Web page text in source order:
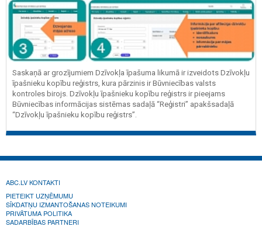
Saskaņā ar grozījumiem Dzīvokļa īpašuma likumā ir izveidots Dzīvokļu
īpašnieku kopību reģistrs, kura pārzinis ir Būvniecības valsts
kontroles birojs. Dzīvokļu īpašnieku kopību reģistrs ir pieejams
Būvniecības informācijas sistēmas sadaļā “Reģistri” apakšsadaļā
“Dzīvokļu īpašnieku kopību reģistrs”.
ABC.LV KONTAKTI
PIETEIKT UZŅĒMUMU
SĪKDATŅU IZMANTOŠANAS NOTEIKUMI
PRIVĀTUMA POLITIKA
SADARBĪBAS PARTNERI